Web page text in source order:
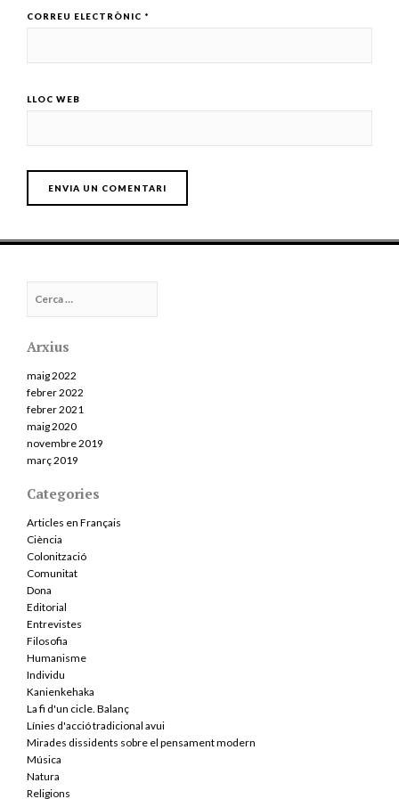
CORREU ELECTRÒNIC *
LLOC WEB
Arxius
maig 2022
febrer 2022
febrer 2021
maig 2020
novembre 2019
març 2019
Categories
Articles en Français
Ciència
Colonització
Comunitat
Dona
Editorial
Entrevistes
Filosofia
Humanisme
Individu
Kanienkehaka
La fi d'un cicle. Balanç
Línies d'acció tradicional avui
Mirades dissidents sobre el pensament modern
Música
Natura
Religions